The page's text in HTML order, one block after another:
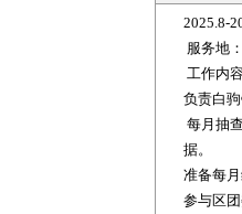
2025.8-
服务地
工作内
负责白
每月抽
据。
准备每
参与区